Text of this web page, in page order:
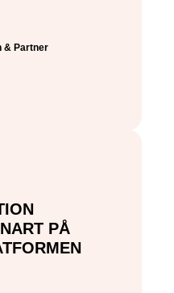
& Partner
PÅ